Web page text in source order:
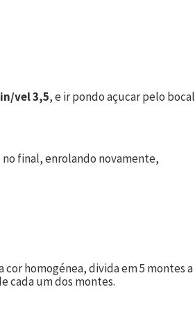
vel 3,5, e ir pondo açucar pelo bocal
no final, enrolando novamente,
homogénea, divida em 5 montes a
cada um dos montes.